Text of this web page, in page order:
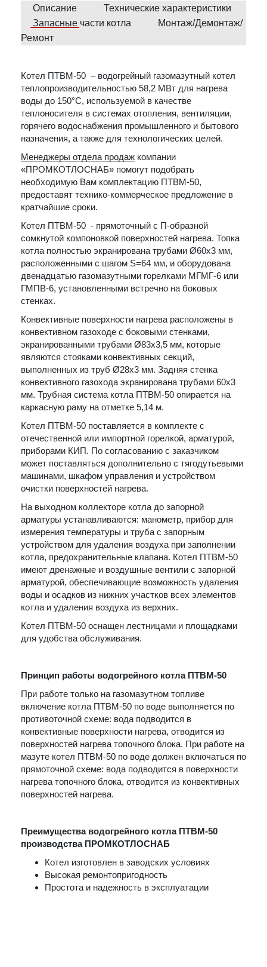
Описание
Технические характеристики
Запасные части котла
Монтаж/Демонтаж/
Ремонт
Котел ПТВМ-50 – водогрейный газомазутный котел
теплопроизводительностью 58,2 МВт для нагрева
воды до 150°С, используемой в качестве
теплоносителя в системах отопления, вентиляции,
горячего водоснабжения промышленного и бытового
назначения, а также для технологических целей.
Менеджеры отдела продаж компании
«ПРОМКОТЛОСНАБ» помогут подобрать
необходимую Вам комплектацию ПТВМ-50,
предоставят технико-коммерческое предложение в
кратчайшие сроки.
Котел ПТВМ-50 - прямоточный с П-образной
сомкнутой компоновкой поверхностей нагрева. Топка
котла полностью экранирована трубами Ø60x3 мм,
расположенными с шагом S=64 мм, и оборудована
двенадцатью газомазутными горелками МГМГ-6 или
ГМПВ-6, установленными встречно на боковых
стенках.
Конвективные поверхности нагрева расположены в
конвективном газоходе с боковыми стенками,
экранированными трубами Ø83x3,5 мм, которые
являются стояками конвективных секций,
выполненных из труб Ø28x3 мм. Задняя стенка
конвективного газохода экранирована трубами 60x3
мм. Трубная система котла ПТВМ-50 опирается на
каркасную раму на отметке 5,14 м.
Котел ПТВМ-50 поставляется в комплекте с
отечественной или импортной горелкой, арматурой,
приборами КИП. По согласованию с заказчиком
может поставляться дополнительно с тягодутьевыми
машинами, шкафом управления и устройством
очистки поверхностей нагрева.
На выходном коллекторе котла до запорной
арматуры устанавливаются: манометр, прибор для
измерения температуры и труба с запорным
устройством для удаления воздуха при заполнении
котла, предохранительные клапана. Котел ПТВМ-50
имеют дренажные и воздушные вентили с запорной
арматурой, обеспечивающие возможность удаления
воды и осадков из нижних участков всех элементов
котла и удаления воздуха из верхних.
Котел ПТВМ-50 оснащен лестницами и площадками
для удобства обслуживания.
Принцип работы водогрейного котла ПТВМ-50
При работе только на газомазутном топливе
включение котла ПТВМ-50 по воде выполняется по
противоточной схеме: вода подводится в
конвективные поверхности нагрева, отводится из
поверхностей нагрева топочного блока. При работе на
мазуте котел ПТВМ-50 по воде должен включаться по
прямоточной схеме: вода подводится в поверхности
нагрева топочного блока, отводится из конвективных
поверхностей нагрева.
Преимущества водогрейного котла ПТВМ-50
производства ПРОМКОТЛОСНАБ
Котел изготовлен в заводских условиях
Высокая ремонтопригодность
Простота и надежность в эксплуатации